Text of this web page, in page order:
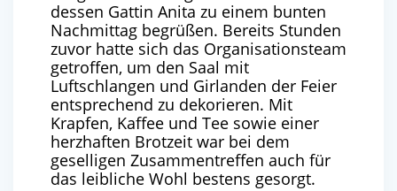
dessen Gattin Anita zu einem bunten
Nachmittag begrüßen. Bereits Stunden
zuvor hatte sich das Organisationsteam
getroffen, um den Saal mit
Luftschlangen und Girlanden der Feier
entsprechend zu dekorieren. Mit
Krapfen, Kaffee und Tee sowie einer
herzhaften Brotzeit war bei dem
geselligen Zusammentreffen auch für
das leibliche Wohl bestens gesorgt.